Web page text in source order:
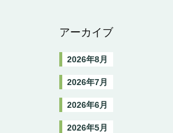
アーカイブ
2026年8月
2026年7月
2026年6月
2026年5月